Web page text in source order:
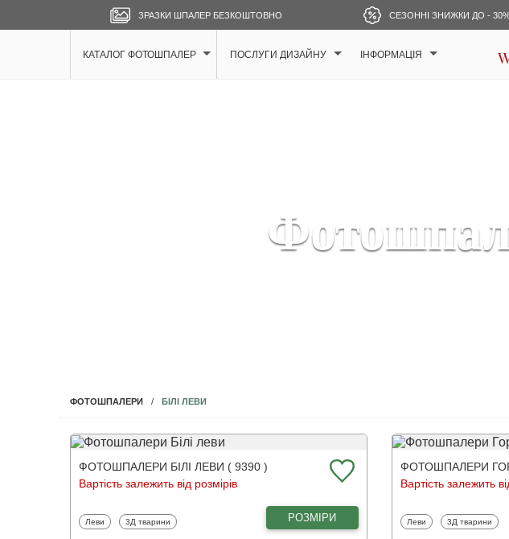
ЗРАЗКИ ШПАЛЕР БЕЗКОШТОВНО СЕЗОННІ ЗНИЖКИ ДО -
КАТАЛОГ ФОТОШПАЛЕР ПОСЛУГИ ДИЗАЙНУ ІНФОРМАЦІЯ
ФОТОШПАЛЕРИ БІЛІ ЛЕВИ
ФОТОШПАЛЕРИ БІЛІ ЛЕВИ ( 9390 )
Вартість залежить від розмірів
Фотошпалери
Леви Фотошпалери
3Д тварини РОЗМІРИ
ФОТОШПАЛЕРИ
Вартість залежить
Фотошпалери
Леви Фотошпалери
3Д тварини